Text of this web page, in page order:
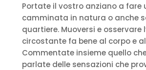
Portate il vostro anziano a fare
camminata in natura o anche
quartiere. Muoversi e osservare
circostante fa bene al corpo e
Commentate insieme quello
parlate delle sensazioni che